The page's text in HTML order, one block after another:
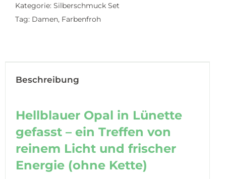
Kategorie: Silberschmuck Set
Tag: Damen, Farbenfroh
Beschreibung
Hellblauer Opal in Lünette
gefasst – ein Treffen von
reinem Licht und frischer
Energie (ohne Kette)